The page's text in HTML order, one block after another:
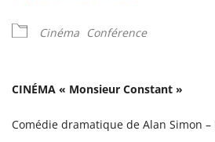
Cinéma Conférence
CINÉMA « Monsieur Constant »
Comédie dramatique de Alan Simon –